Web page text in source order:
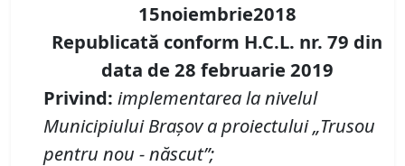
15noiembrie2018
Republicată conform H.C.L. nr. 79 din
data de 28 februarie 2019
Privind: implementarea la nivelul
Municipiului Braşov a proiectului„Trusou
pentru nou - născut”;